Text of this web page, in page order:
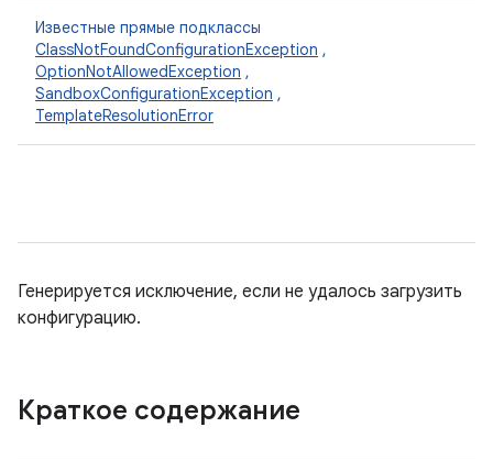
Известные прямые подклассы
ClassNotFoundConfigurationException ,
OptionNotAllowedException ,
SandboxConfigurationException ,
TemplateResolutionError
Генерируется исключение, если не удалось загрузить
конфигурацию.
Краткое содержание